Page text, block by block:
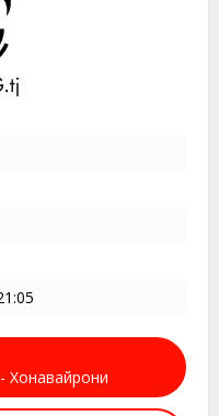
Хонавайрони